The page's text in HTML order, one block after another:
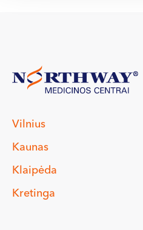
Vilnius
Kaunas
Klaipėda
Kretinga